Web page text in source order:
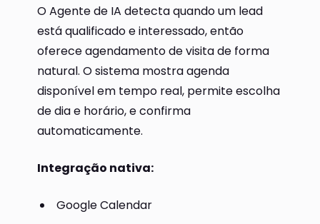
O Agente de IA detecta quando um lead
está qualificado e interessado, então
oferece agendamento de visita de forma
natural. O sistema mostra agenda
disponível em tempo real, permite escolha
de dia e horário, e confirma
automaticamente.
Integração nativa:
Google Calendar